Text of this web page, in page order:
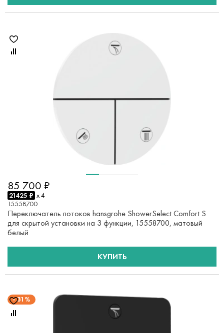
85 700 ₽
21425 ₽ x 4
15558700
Переключатель потоков hansgrohe ShowerSelect Comfort S
для скрытой установки на 3 функции, 15558700, матовый
белый
КУПИТЬ
31%